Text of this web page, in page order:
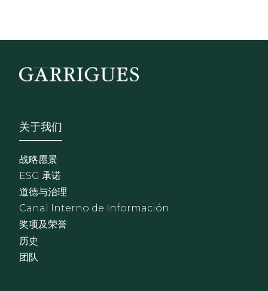
Footer - Sobre Nosotros
关于我们
战略愿景
ESG 承诺
道德与治理
Canal Interno de Información
奖项及荣誉
历史
团队